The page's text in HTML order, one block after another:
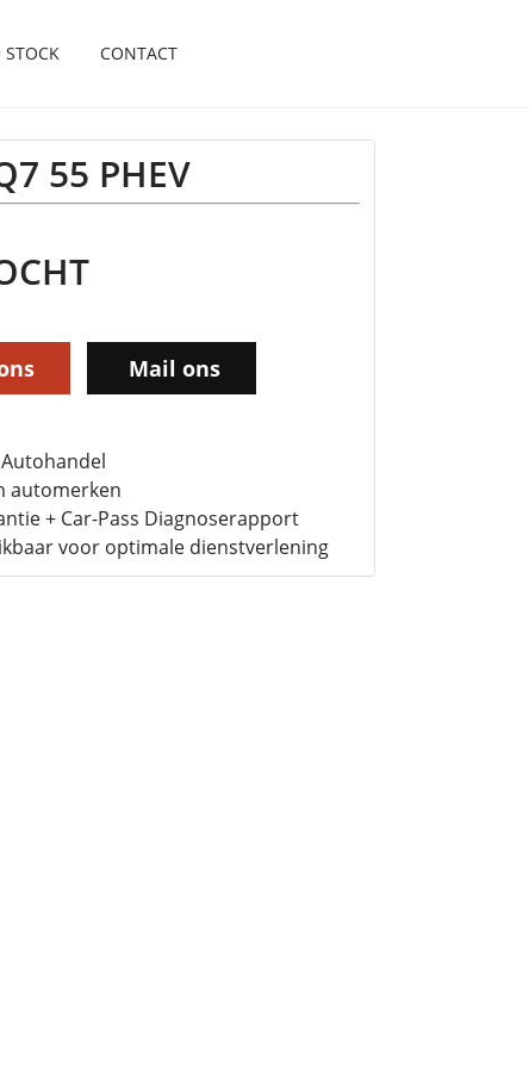
STOCK CONTACT
55 PHEV
Mail ons
automerken
+ Car-Pass Diagnoserapport
voor optimale dienstverlening